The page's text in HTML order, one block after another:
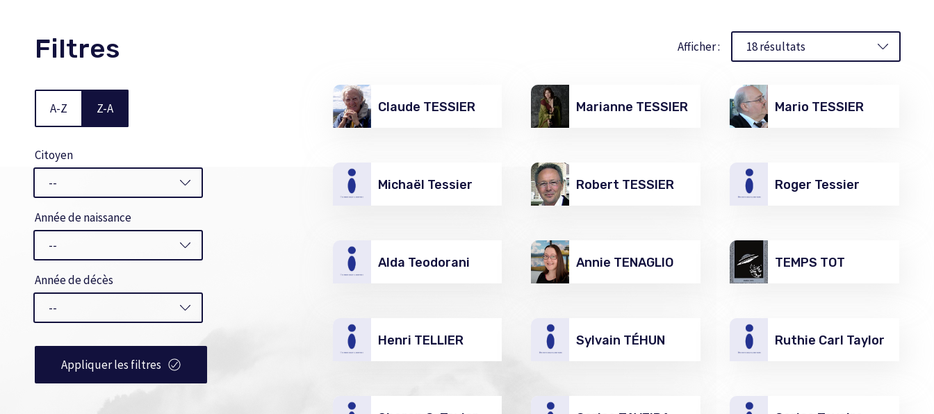
Filtres
A-Z Z-A
Citoyen
Année de naissance
Année de décès
Appliquer les filtres
Afficher :
Claude TESSIER Marianne TESSIER Mario TESSIER
Michaël Tessier Robert TESSIER Roger Tessier
Alda Teodorani Annie TENAGLIO TEMPS TOT
Henri TELLIER Sylvain TÉHUN Ruthie Carl Taylor